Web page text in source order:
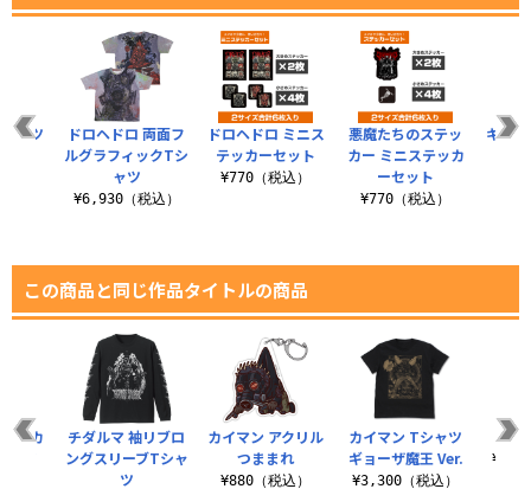
ドロヘドロ ミニス
テッカーセット
¥770（税込）
悪魔たちのステッ
カー ミニステッカ
ーセット
¥770（税込）
キク
ャツ
ドロヘドロ 両面フ
ルグラフィックTシ
ャツ
¥6,930（税込）
この商品と同じ作品タイトルの商品
カイマン アクリル
つままれ
¥880（税込）
カイマン Tシャツ
ギョーザ魔王 Ver.
¥3,300（税込）
カー
きカ
チダルマ 袖リブロ
ングスリーブTシャ
ツ